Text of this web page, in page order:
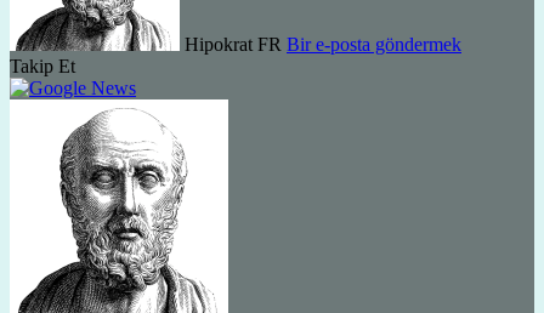
Hipokrat FR Bir e-posta göndermek
Takip Et